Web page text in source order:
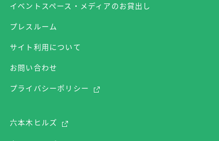
イベントスペース・メディアのお貸出し
プレスルーム
サイト利用について
お問い合わせ
プライバシーポリシー
六本木ヒルズ